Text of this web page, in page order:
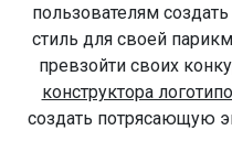
пользователям
стиль для своей
превзойти своих
конструктора
создать потрясающую